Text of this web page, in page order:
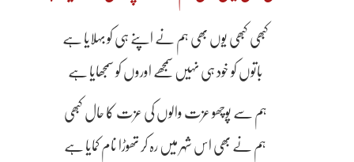
کبھی کبھی یوں بھی ہم نے اپنے ہی کو بہلایا ہے
باتوں کو خود ہی نہیں سمجھے اوروں کو سمجھایا ہے
ہم سے پوچھو عزت والوں کی عزت کا حال کبھی
ہم نے بھی اس شہر میں رہ کر تھوڑا نام کمایا ہے